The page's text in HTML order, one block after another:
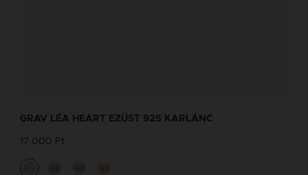
GRAV LÉA HEART EZÜST 925 KARLÁNC
17 000 Ft